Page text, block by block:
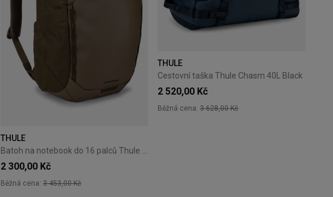
THULE
2 300,00 Kč
Běžná cena: 3 453,00 Kč
THULE
Cestovní taška Thule Chasm 40L Black
2 520,00 Kč
Běžná cena:3 628,00 Kč